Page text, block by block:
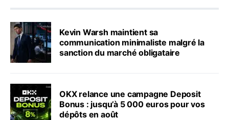
Kevin Warsh maintient sa
communication minimaliste malgré la
sanction du marché obligataire
OKX relance une campagne Deposit
Bonus : jusqu’à 5 000 euros pour vos
dépôts en août